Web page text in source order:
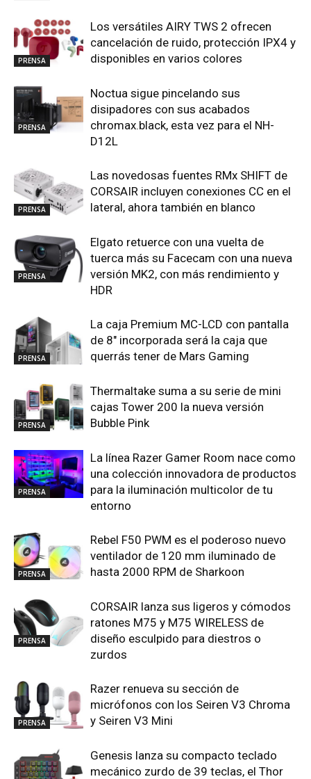
PRENSA
Los versátiles AIRY TWS 2 ofrecen
cancelación de ruido, protección IPX4 y
disponibles en varios colores
PRENSA
Noctua sigue pincelando sus
disipadores con sus acabados
chromax.black, esta vez para el NH-
D12L
PRENSA
Las novedosas fuentes RMx SHIFT de
CORSAIR incluyen conexiones CC en el
lateral, ahora también en blanco
PRENSA
Elgato retuerce con una vuelta de
tuerca más su Facecam con una nueva
versión MK2, con más rendimiento y
HDR
PRENSA
La caja Premium MC-LCD con pantalla
de 8″ incorporada será la caja que
querrás tener de Mars Gaming
PRENSA
Thermaltake suma a su serie de mini
cajas Tower 200 la nueva versión
Bubble Pink
PRENSA
La línea Razer Gamer Room nace como
una colección innovadora de productos
para la iluminación multicolor de tu
entorno
PRENSA
Rebel F50 PWM es el poderoso nuevo
ventilador de 120 mm iluminado de
hasta 2000 RPM de Sharkoon
PRENSA
CORSAIR lanza sus ligeros y cómodos
ratones M75 y M75 WIRELESS de
diseño esculpido para diestros o
zurdos
PRENSA
Razer renueva su sección de
micrófonos con los Seiren V3 Chroma
y Seiren V3 Mini
Genesis lanza su compacto teclado
mecánico zurdo de 39 teclas, el Thor